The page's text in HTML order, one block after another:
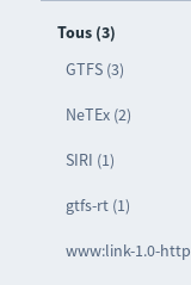
Tous (3)
GTFS (3)
NeTEx (2)
SIRI (1)
gtfs-rt (1)
www:link-1.0-